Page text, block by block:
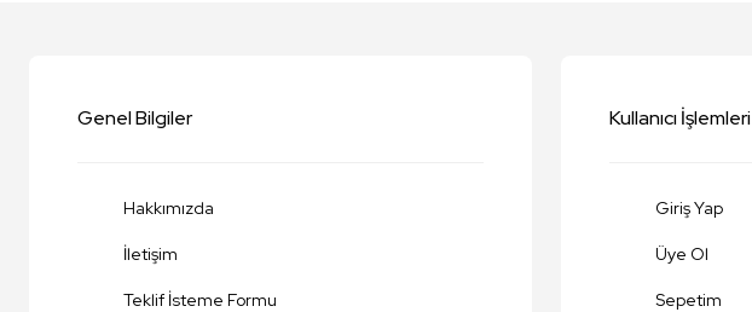
Bu ürüne benzer farklı alternatifler olmalı.
Genel Bilgiler
Hakkımızda
İletişim
Teklif İsteme Formu
Kullanıcı İşlemleri
Giriş Yap
Üye Ol
Sepetim